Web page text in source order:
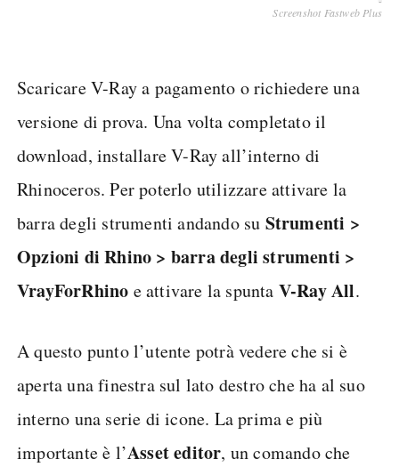
Screenshot Fastweb Plus
Scaricare V-Ray a pagamento o richiedere una
versione di prova. Una volta completato il
download, installare V-Ray all’interno di
Rhinoceros. Per poterlo utilizzare attivare la
barra degli strumenti andando su Strumenti >
Opzioni di Rhino > barra degli strumenti >
VrayForRhino e attivare la spunta V-Ray All.
A questo punto l’utente potrà vedere che si è
aperta una finestra sul lato destro che ha al suo
interno una serie di icone. La prima e più
importante è l’Asset editor, un comando che